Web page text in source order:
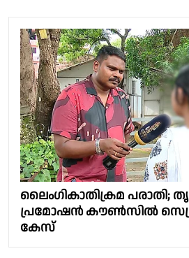
ലൈംഗികാതിക്രമ പരാതി;
പ്രമോഷൻ കൗൺസിൽ
കേസ്